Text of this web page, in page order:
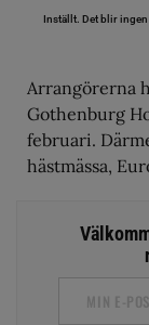
Inställt. Det blir
Arrangörerna
Gothenburg
februari.
hästmässa,